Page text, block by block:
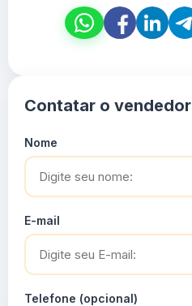
Contatar o vendedor
Nome
E-mail
Telefone (opcional)